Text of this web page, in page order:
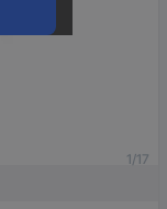
1/17